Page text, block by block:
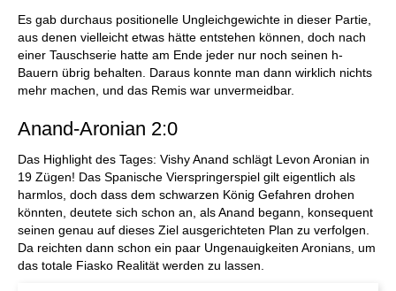
Es gab durchaus positionelle Ungleichgewichte in dieser Partie,
aus denen vielleicht etwas hätte entstehen können, doch nach
einer Tauschserie hatte am Ende jeder nur noch seinen h-
Bauern übrig behalten. Daraus konnte man dann wirklich nichts
mehr machen, und das Remis war unvermeidbar.
Anand-Aronian 2:0
Das Highlight des Tages: Vishy Anand schlägt Levon Aronian in
19 Zügen! Das Spanische Vierspringerspiel gilt eigentlich als
harmlos, doch dass dem schwarzen König Gefahren drohen
könnten, deutete sich schon an, als Anand begann, konsequent
seinen genau auf dieses Ziel ausgerichteten Plan zu verfolgen.
Da reichten dann schon ein paar Ungenauigkeiten Aronians, um
das totale Fiasko Realität werden zu lassen.